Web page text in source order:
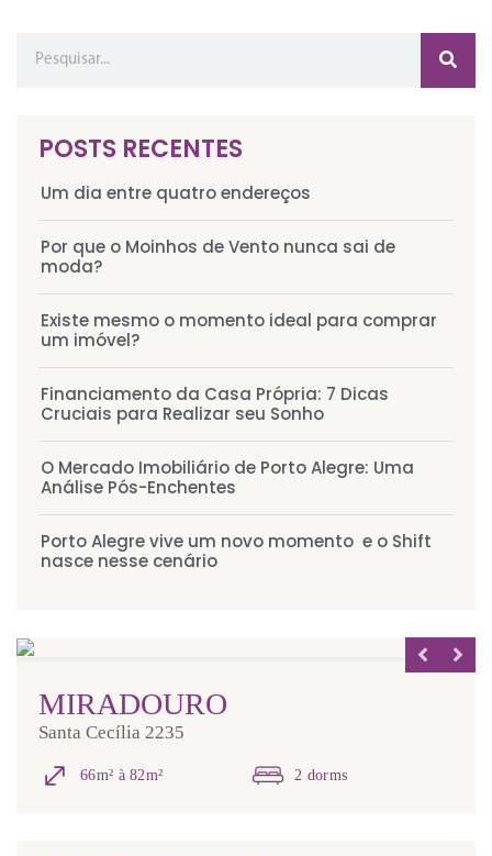
POSTS RECENTES
Um dia entre quatro endereços
Por que o Moinhos de Vento nunca sai de
moda?
Existe mesmo o momento ideal para comprar
um imóvel?
Financiamento da Casa Própria: 7 Dicas
Cruciais para Realizar seu Sonho
O Mercado Imobiliário de Porto Alegre: Uma
Análise Pós-Enchentes
Porto Alegre vive um novo momento e o Shift
nasce nesse cenário
MIRADOURO
Santa Cecília 2235
66m² à 82m² 2 dorms